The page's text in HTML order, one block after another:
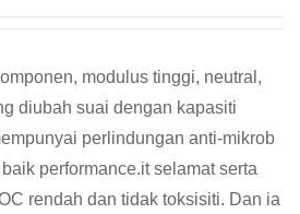
modulus tinggi, neutral,
diubah suai dengan kapasiti
perlindungan anti-mikrob
performance.it selamat serta
rendah dan tidak toksisiti. Dan ia